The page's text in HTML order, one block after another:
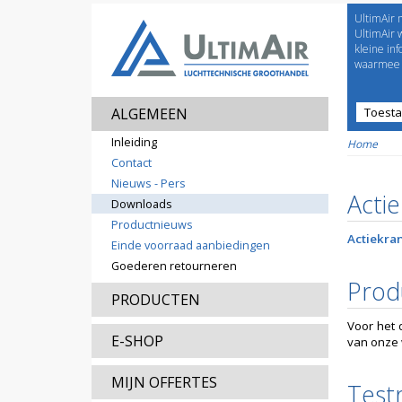
ALGEMEEN
Inleiding
Contact
Nieuws - Pers
Downloads
Productnieuws
Einde voorraad aanbiedingen
Goederen retourneren
PRODUCTEN
E-SHOP
MIJN OFFERTES
UltimAir
UltimAir
kleine
Home
Voor het
van onze